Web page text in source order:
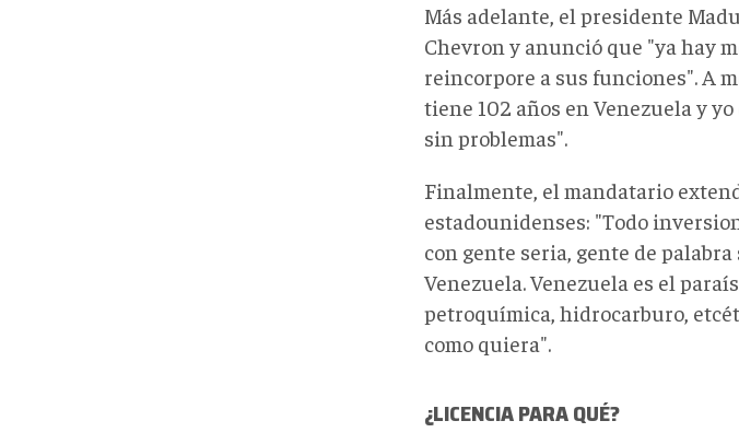
Más adelante, el presidente
Chevron y anunció que "ya hay
reincorpore a sus funciones". A
tiene 102 años en Venezuela y
sin problemas".
Finalmente, el mandatario
estadounidenses: "Todo
con gente seria, gente de
Venezuela. Venezuela es el
petroquímica, hidrocarburo,
como quiera".
¿LICENCIA PARA QUÉ?